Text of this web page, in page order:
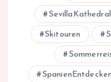
Skitouren
SpanienEntdecken